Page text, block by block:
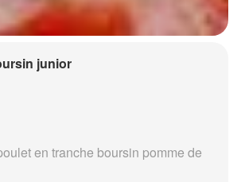
junior
en tranche boursin pomme de